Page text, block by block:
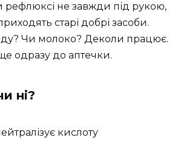
рефлюксі не завжди під рукою,
старі добрі засоби.
Чи молоко? Деколи працює.
одразу до аптечки.
ні?
кислоту